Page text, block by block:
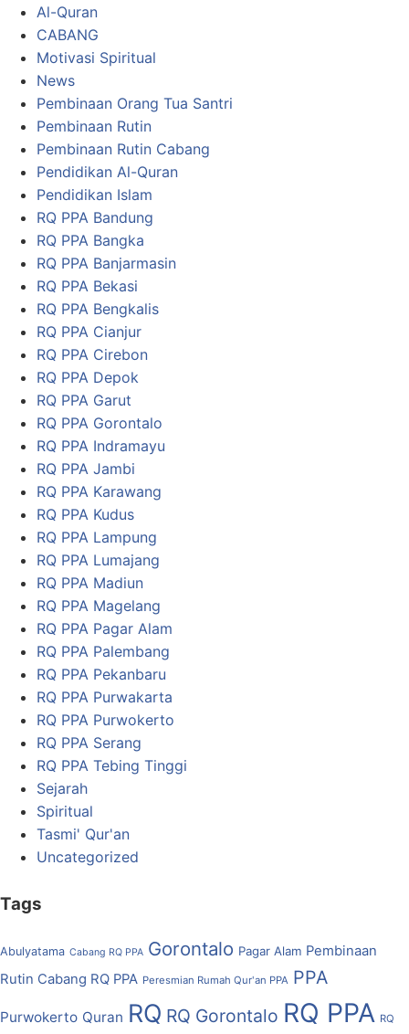
Al-Quran
CABANG
Motivasi Spiritual
News
Pembinaan Orang Tua Santri
Pembinaan Rutin
Pembinaan Rutin Cabang
Pendidikan Al-Quran
Pendidikan Islam
RQ PPA Bandung
RQ PPA Bangka
RQ PPA Banjarmasin
RQ PPA Bekasi
RQ PPA Bengkalis
RQ PPA Cianjur
RQ PPA Cirebon
RQ PPA Depok
RQ PPA Garut
RQ PPA Gorontalo
RQ PPA Indramayu
RQ PPA Jambi
RQ PPA Karawang
RQ PPA Kudus
RQ PPA Lampung
RQ PPA Lumajang
RQ PPA Madiun
RQ PPA Magelang
RQ PPA Pagar Alam
RQ PPA Palembang
RQ PPA Pekanbaru
RQ PPA Purwakarta
RQ PPA Purwokerto
RQ PPA Serang
RQ PPA Tebing Tinggi
Sejarah
Spiritual
Tasmi' Qur'an
Uncategorized
Tags
Abulyatama Cabang RQ PPA Gorontalo Pagar Alam Pembinaan
Rutin Cabang RQ PPA Peresmian Rumah Qur'an PPA PPA
Purwokerto Quran RQ RQ Gorontalo RQ PPA RQ